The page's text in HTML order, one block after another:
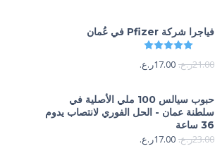
فياجرا شركة Pfizer في عُمان
21.00ر.ع. 17.00ر.ع.
حبوب سيالس 100 ملي الأصلية في
سلطنة عمان - الحل الفوري لانتصاب يدوم
36 ساعة
23.00ر.ع. 17.00ر.ع.